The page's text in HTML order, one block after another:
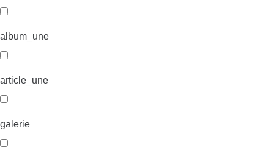
album_une
article_une
galerie